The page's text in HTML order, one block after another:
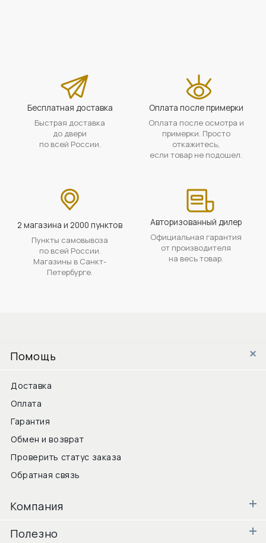
Бесплатная доставка
Быстрая доставка
до двери
по всей России.
Оплата после примерки
Оплата после осмотра и
примерки. Просто
откажитесь,
если товар не подошел.
2 магазина и 2000 пунктов
Пункты самовывоза
по всей России.
Магазины в Санкт-
Петербурге.
Авторизованный дилер
Официальная гарантия
от производителя
на весь товар.
Помощь
Доставка
Оплата
Гарантия
Обмен и возврат
Проверить статус заказа
Обратная связь
Компания
Полезно